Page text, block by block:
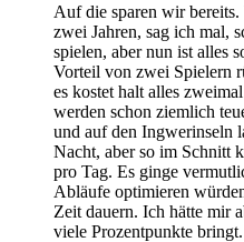
Auf die sparen wir
zwei Jahren, sag ich mal,
spielen, aber nun ist alles
Vorteil von zwei Spielern
es kostet halt alles
werden schon ziemlich
und auf den Ingwerinseln
Nacht, aber so im Schnitt
pro Tag. Es ginge
Abläufe optimieren
Zeit dauern. Ich hätte mir
viele Prozentpunkte bringt.